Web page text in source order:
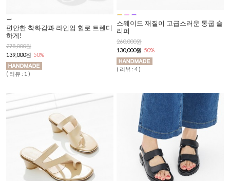
편안한 착화감과 라인업 힐로 트렌디
하게!
278,000원
139,000원 50%
( 리뷰 : 1 )
스웨이드 재질이 고급스러운 통굽 슬
리퍼
260,000원
130,000원 50%
( 리뷰 : 4 )